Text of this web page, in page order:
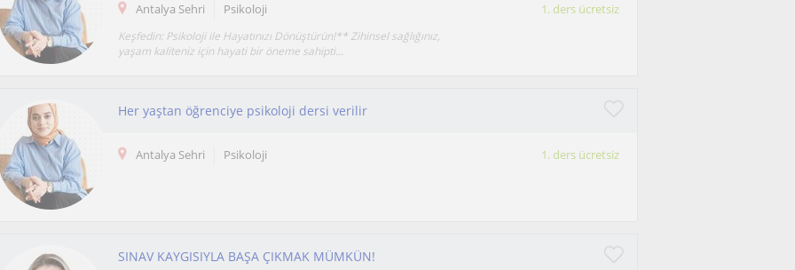
Antalya Sehri Psikoloji 1. ders ücretsiz
Keşfedin: Psikoloji ile Hayatınızı Dönüştürün!** Zihinsel sağlığınız,
yaşam kaliteniz için hayati bir öneme sahipti...
Her yaştan öğrenciye psikoloji dersi verilir
Antalya Sehri Psikoloji 1. ders ücretsiz
SINAV KAYGISIYLA BAŞA ÇIKMAK MÜMKÜN!